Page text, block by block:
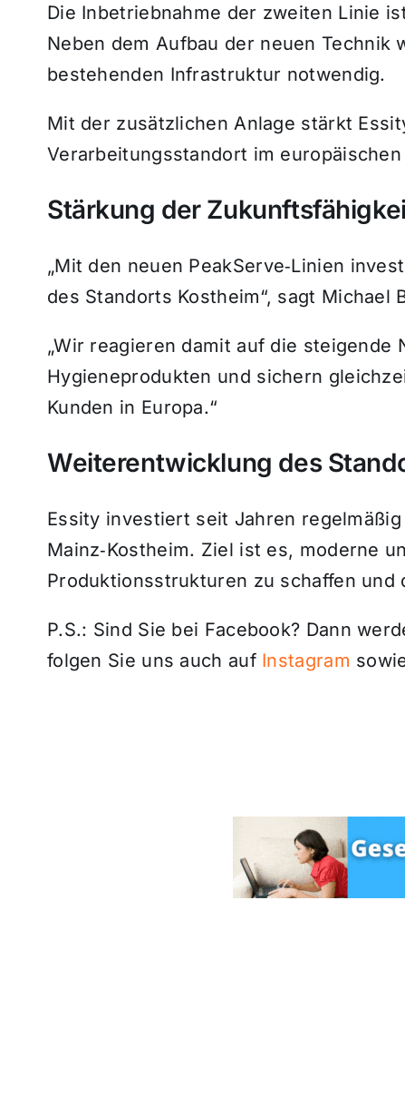
Die Inbetriebnahme der zweiten Linie
Neben dem Aufbau der neuen Technik
bestehenden Infrastruktur notwendig.
Mit der zusätzlichen Anlage stärkt
Verarbeitungsstandort im
Stärkung der
„Mit den neuen PeakServe‑Linien
des Standorts Kostheim“, sagt Michael
„Wir reagieren damit auf die steigende
Hygieneprodukten und sichern
Kunden in Europa.“
Weiterentwicklung des
Essity investiert seit Jahren
Mainz‑Kostheim. Ziel ist es, moderne
Produktionsstrukturen zu schaffen
P.S.: Sind Sie bei Facebook? Dann
folgen Sie uns auch auf Instagram